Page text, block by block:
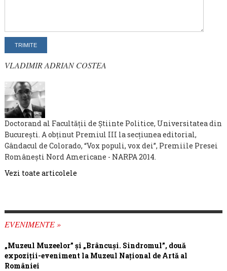
VLADIMIR ADRIAN COSTEA
Doctorand al Facultăţii de Ştiinte Politice, Universitatea din
Bucureşti. A obținut Premiul III la secţiunea editorial,
Gândacul de Colorado, “Vox populi, vox dei”, Premiile Presei
Româneşti Nord Americane - NARPA 2014.
Vezi toate articolele
EVENIMENTE »
„Muzeul Muzeelor” și „Brâncuși. Sindromul”, două
expoziții-eveniment la Muzeul Național de Artă al
României